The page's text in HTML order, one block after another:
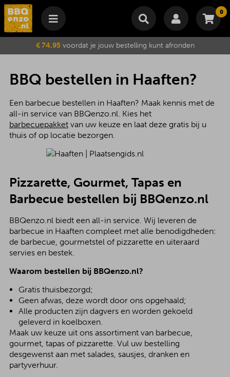
0
Winkelmand
Je winkelwagen is momenteel leeg.
Subtotaal €
Wijzig winkelmand Bestellen
€ 74,95voordat je jouw bestelling kunt afronden
BBQ bestellen in Haaften?
Een barbecue bestellen in Haaften? Maak kennis met de
all-in service van BBQenzo.nl. Kies het
barbecuepakketvan uw keuze en laat deze gratis bij u
thuis of op locatie bezorgen.
Pizzarette, Gourmet, Tapas en
Barbecue bestellen bij BBQenzo.nl
BBQenzo.nl biedt een all-in service. Wij leveren de
barbecue in Haaften compleet met alle benodigdheden:
de barbecue, gourmetstel of pizzarette en uiteraard
servies en bestek.
Waarom bestellen bij BBQenzo.nl?
Gratis thuisbezorgd;
Geen afwas, deze wordt door ons opgehaald;
Alle producten zijn dagvers en worden gekoeld
geleverd in koelboxen.
Maak uw keuze uit ons assortiment van barbecue,
gourmet, tapas of pizzarette. Vul uw bestelling
desgewenst aan met salades, sausjes, dranken en
partyverhuur.